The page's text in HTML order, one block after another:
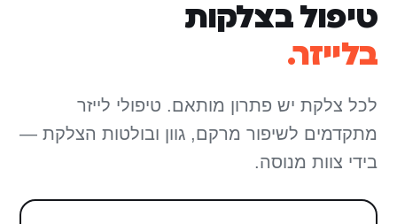
טיפול בצלקות
בלייזר.
לכל צלקת יש פתרון מותאם. טיפולי לייזר
מתקדמים לשיפור מרקם, גוון ובולטות הצלקת —
בידי צוות מנוסה.